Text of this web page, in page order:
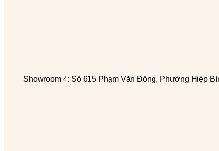
Showroom 4: Số 615 Phạm Văn Đồng, Phường Hiệp